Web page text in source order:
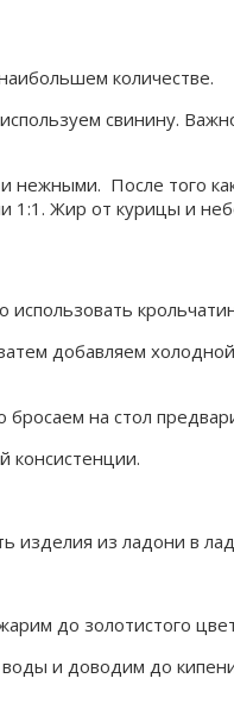
количестве.
свинину.
После того
Жир от курицы и
добавляем
на стол
консистенции.
из ладони в
до золотистого
и доводим до